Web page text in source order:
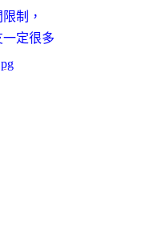
制，
定很多